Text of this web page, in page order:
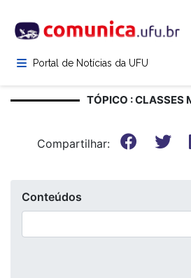
para
conteúdoPortal de Notícias da UFU
TÓPICO : CLASSES
Compartilhar:
Conteúdos